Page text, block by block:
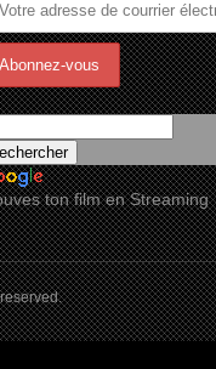
ton film en Streaming